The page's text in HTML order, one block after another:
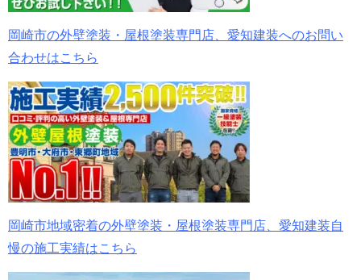
岡崎市の外壁塗装・屋根塗装専門店、愛知建装へのお問い
合わせはこちら
岡崎市地域密着の外壁塗装・屋根塗装専門店、愛知建装自
慢の施工実績はこちら